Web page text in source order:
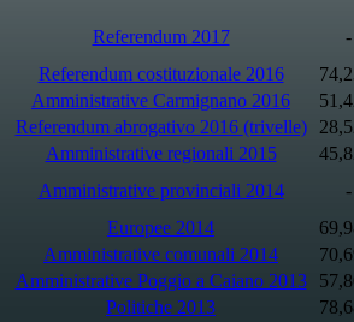
Referendum 2017 -
Referendum costituzionale 2016
Amministrative Carmignano 2016
Referendum abrogativo 2016 (trivelle)
Amministrative regionali 2015
Amministrative provinciali 2014
-
Europee 2014
Amministrative comunali 2014
Amministrative Poggio a Caiano 2013
Politiche 2013